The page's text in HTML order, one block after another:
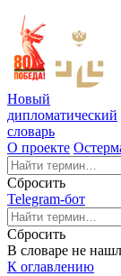
Новый
дипломатический
словарь
О проекте
Сбросить
Telegram-бот
Сбросить
В словаре не
К оглавлению